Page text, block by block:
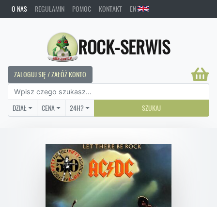
O NAS REGULAMIN POMOC KONTAKT EN
ROCK-SERWIS
ZALOGUJ SIĘ / ZAŁÓŻ KONTO
DZIAŁ CENA 24H? SZUKAJ